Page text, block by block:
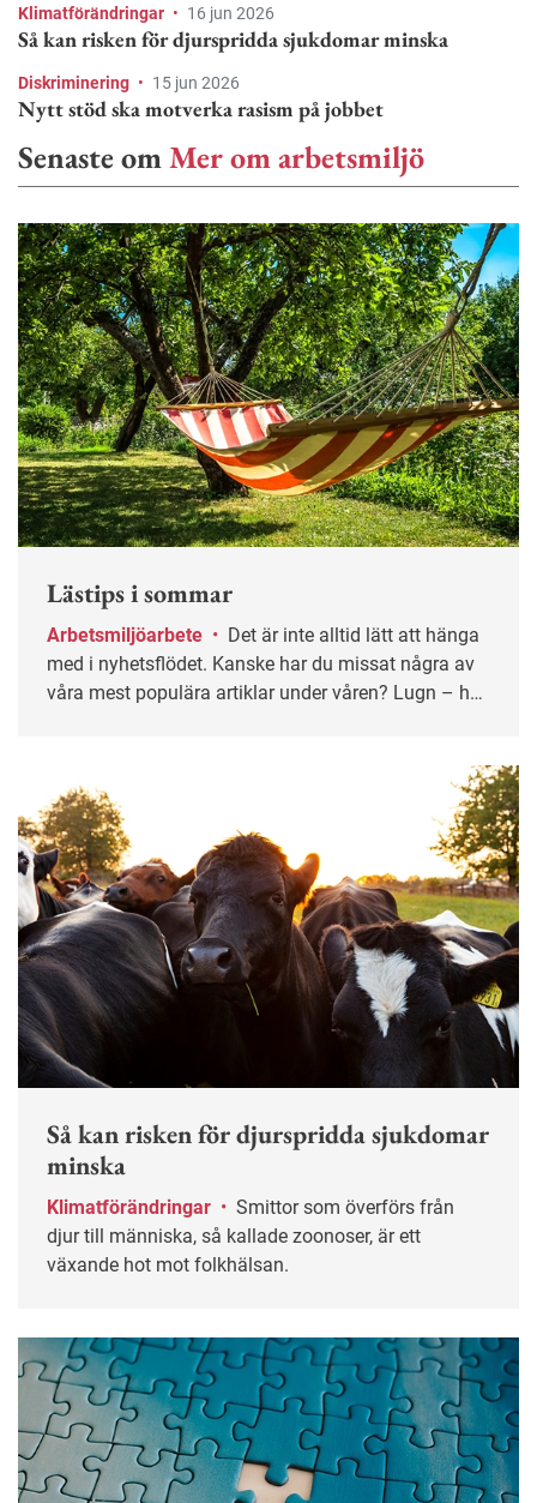
Klimatförändringar • 16 jun 2026
Så kan risken för djurspridda sjukdomar minska
Diskriminering • 15 jun 2026
Nytt stöd ska motverka rasism på jobbet
Senaste omMer om arbetsmiljö
Lästips i sommar
Arbetsmiljöarbete •
med i nyhetsflödet. Kanske har du missat några av
våra mest populära artiklar under våren? Lugn – här
Så kan risken för djurspridda sjukdomar
minska
Klimatförändringar •
djur till människa, så kallade zoonoser, är ett
växande hot mot folkhälsan.